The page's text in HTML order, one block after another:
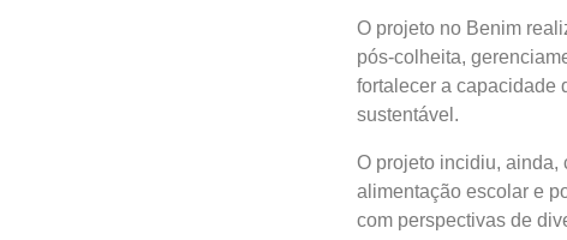
O projeto no Benim
pós-colheita,
fortalecer a capacidade
sustentável.
O projeto incidiu, ainda,
alimentação escolar e
com perspectivas de